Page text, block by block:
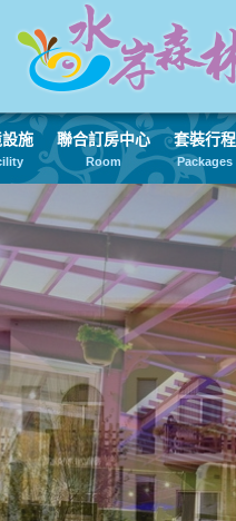
施 聯合訂房中心
Room
套裝行程
Packages